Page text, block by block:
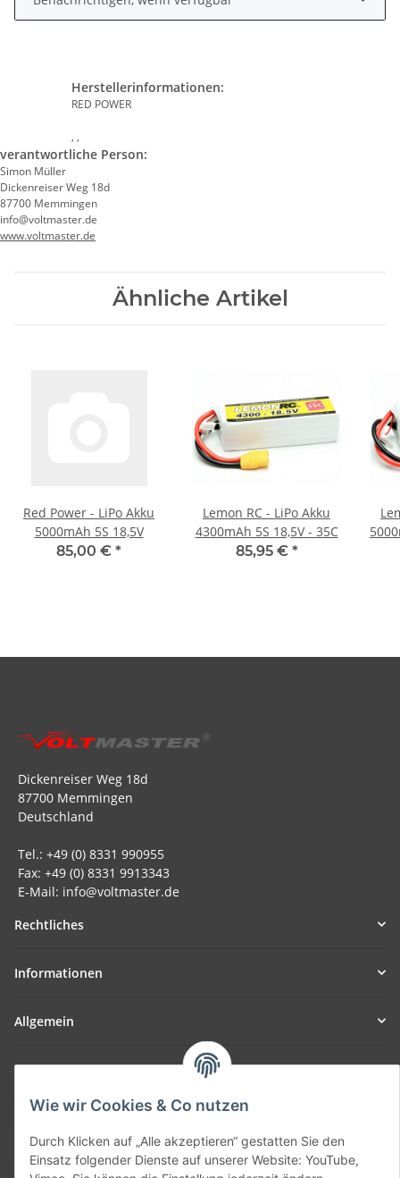
Wie wir Cookies & Co nutzen
Durch Klicken auf „Alle akzeptieren“ gestatten Sie den
Einsatz folgender Dienste auf unserer Website: YouTube,
Herstellerinformationen:
RED POWER
, ,
verantwortliche Person:
Simon Müller
Dickenreiser Weg 18d
87700 Memmingen
info@voltmaster.de
www.voltmaster.de
Ähnliche Artikel
Red Power - LiPo Akku
5000mAh 5S 18,5V
85,00 € *
Lemon RC - LiPo Akku
4300mAh 5S 18,5V - 35C
85,95 € *
Dickenreiser Weg 18d
87700 Memmingen
Deutschland
Tel.: +49 (0) 8331 990955
Fax: +49 (0) 8331 9913343
E-Mail: info@voltmaster.de
Rechtliches
Informationen
Allgemein
Teil unseres Netzwerks:
Vertrag widerrufen